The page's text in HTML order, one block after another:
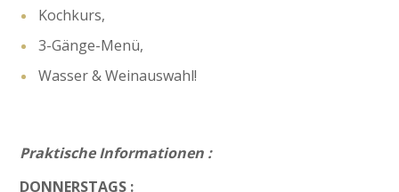
Kochkurs,
3-Gänge-Menü,
Wasser & Weinauswahl!
Praktische Informationen :
DONNERSTAGS :